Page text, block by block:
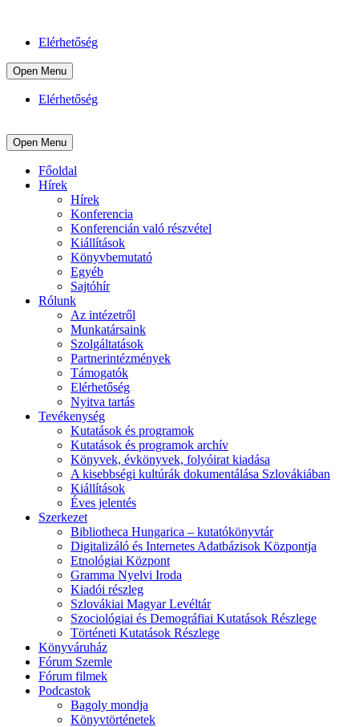
Elérhetőség
Open Menu
Elérhetőség
Open Menu
Főoldal
Hírek
Hírek
Konferencia
Konferencián való részvétel
Kiállítások
Könyvbemutató
Egyéb
Sajtóhír
Rólunk
Az intézetről
Munkatársaink
Szolgáltatások
Partnerintézmények
Támogatók
Elérhetőség
Nyitva tartás
Tevékenység
Kutatások és programok
Kutatások és programok archív
Könyvek, évkönyvek, folyóirat kiadása
A kisebbségi kultúrák dokumentálása Szlovákiában
Kiállítások
Éves jelentés
Szerkezet
Bibliotheca Hungarica – kutatókönyvtár
Digitalizáló és Internetes Adatbázisok Központja
Etnológiai Központ
Gramma Nyelvi Iroda
Kiadói részleg
Szlovákiai Magyar Levéltár
Szociológiai és Demográfiai Kutatások Részlege
Történeti Kutatások Részlege
Könyváruház
Fórum Szemle
Fórum filmek
Podcastok
Bagoly mondja
Könyvtörténetek